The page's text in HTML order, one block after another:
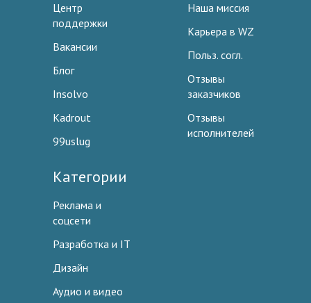
Центр
поддержки
Вакансии
Блог
Insolvo
Kadrout
99uslug
Наша миссия
Карьера в WZ
Польз. согл.
Отзывы
заказчиков
Отзывы
исполнителей
Категории
Реклама и
соцсети
Разработка и IT
Дизайн
Аудио и видео